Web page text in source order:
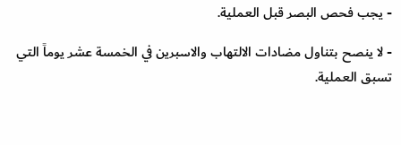
- يجب فحص البصر قبل العملية.
- لا ينصح بتناول مضادات الالتهاب والاسبرين في الخمسة عشر يوماً التي
تسبق العملية.